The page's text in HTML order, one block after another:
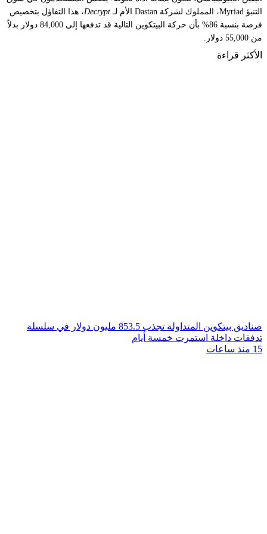
التنبؤ Myriad، المملوك لشركة Dastan الأم لـ
Decrypt، هذا التفاؤل بتخصيص
فرصة بنسبة 86% بأن حركة البيتكوين التالية قد تدفعها إلى 84,000 دولار بدلاً
من 55,000 دولار.
الأكثر قراءة
صناديق بيتكوين المتداولة تجذب 853.5 مليون دولار في سلسلة
تدفقات داخلة استمرت خمسة أيام
15 منذ ساعات